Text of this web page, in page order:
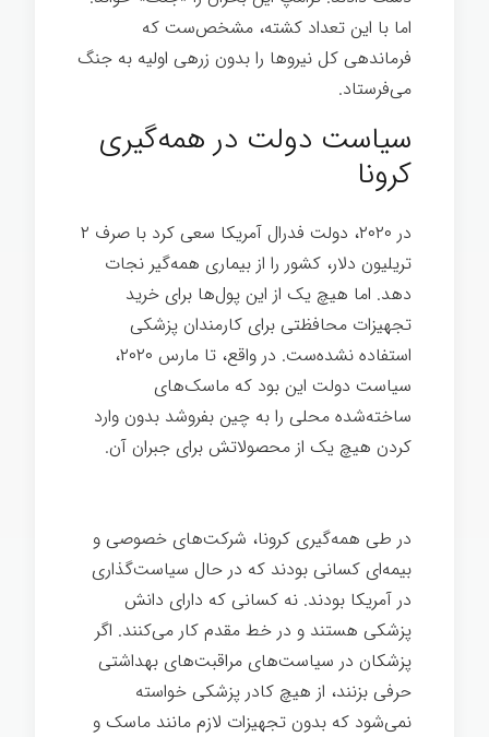
اما با این تعداد کشته، مشخص‌ست که
فرماندهی کل نیروها را بدون زرهی اولیه به جنگ
می‌فرستاد.
سیاست دولت در همه‌گیری
کرونا
در ۲۰۲۰، دولت فدرال آمریکا سعی کرد با صرف ۲
تریلیون دلار، کشور را از بیماری همه‌گیر نجات
دهد. اما هیچ یک از این پول‌ها برای خرید
تجهیزات محافظتی برای کارمندان پزشکی
استفاده نشده‌ست. در واقع، تا مارس ۲۰۲۰،
سیاست دولت این بود که ماسک‌های
ساخته‌شده محلی را به چین بفروشد بدون وارد
کردن هیچ یک از محصولاتش برای جبران آن.
در طی همه‌گیری کرونا، شرکت‌های خصوصی و
بیمه‌ای کسانی بودند که در حال سیاست‌گذاری
در آمریکا بودند. نه کسانی که دارای دانش
پزشکی هستند و در خط مقدم کار می‌کنند. اگر
پزشکان در سیاست‌های مراقبت‌های بهداشتی
حرفی بزنند، از هیچ کادر پزشکی خواسته
نمی‌شود که بدون تجهیزات لازم مانند ماسک و